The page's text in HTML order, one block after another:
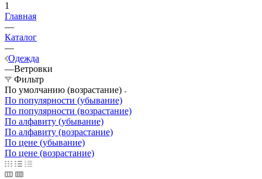
1
Главная
—
Каталог
—
Одежда
—Ветровки
Фильтр
По умолчанию (возрастание)
По популярности (убывание)
По популярности (возрастание)
По алфавиту (убывание)
По алфавиту (возрастание)
По цене (убывание)
По цене (возрастание)